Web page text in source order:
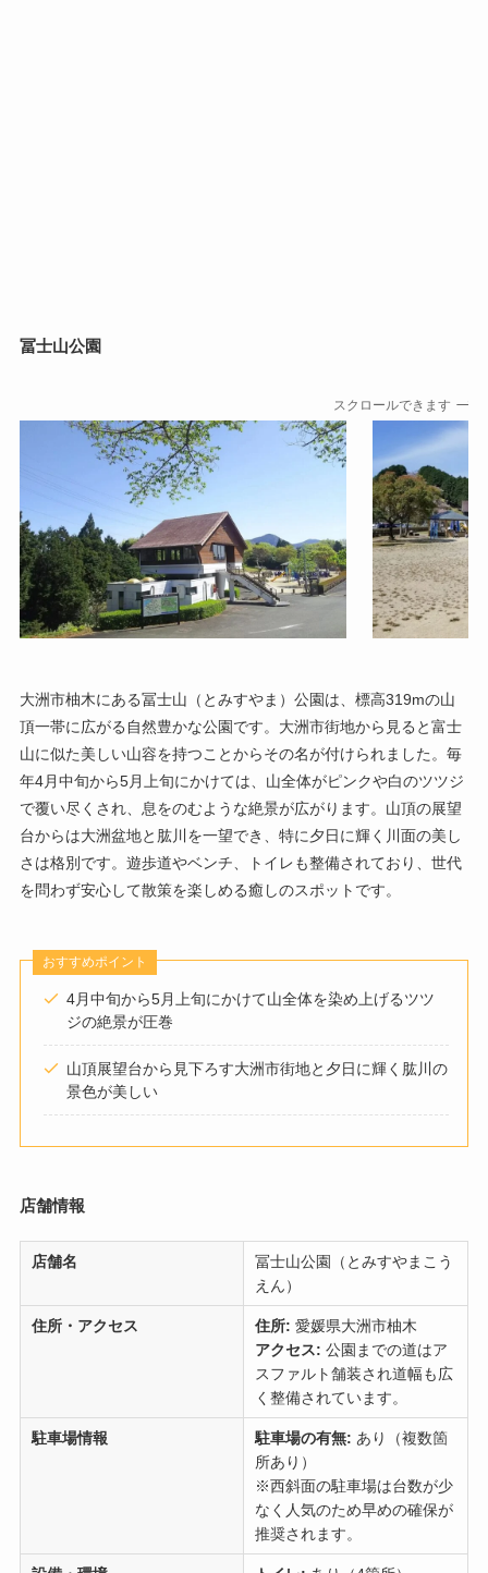
冨士山公園
スクロールできます
大洲市柚木にある冨士山（とみすやま）公園は、標高319mの山
頂一帯に広がる自然豊かな公園です。大洲市街地から見ると富士
山に似た美しい山容を持つことからその名が付けられました。毎
年4月中旬から5月上旬にかけては、山全体がピンクや白のツツジ
で覆い尽くされ、息をのむような絶景が広がります。山頂の展望
台からは大洲盆地と肱川を一望でき、特に夕日に輝く川面の美し
さは格別です。遊歩道やベンチ、トイレも整備されており、世代
を問わず安心して散策を楽しめる癒しのスポットです。
おすすめポイント
4月中旬から5月上旬にかけて山全体を染め上げるツツ
ジの絶景が圧巻
山頂展望台から見下ろす大洲市街地と夕日に輝く肱川の
景色が美しい
店舗情報
店舗名
冨士山公園（とみすやまこう
えん）
住所・アクセス 住所: 愛媛県大洲市柚木
アクセス: 公園までの道はア
スファルト舗装され道幅も広
く整備されています。
駐車場情報 駐車場の有無: あり（複数箇
所あり）
※西斜面の駐車場は台数が少
なく人気のため早めの確保が
推奨されます。